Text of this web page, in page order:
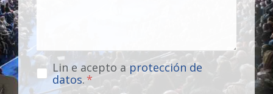
Lin e acepto a protección de
datos.